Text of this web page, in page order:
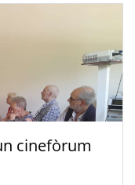
cinefòrum